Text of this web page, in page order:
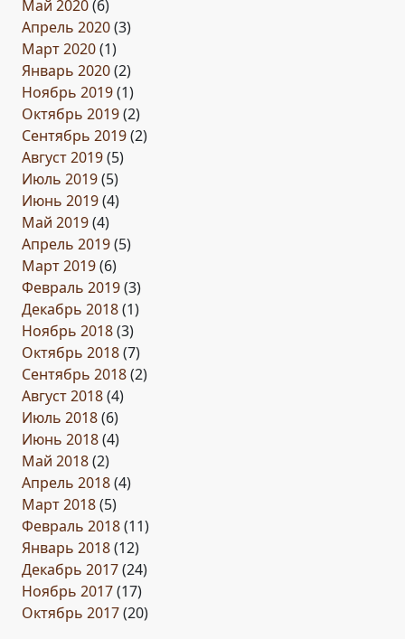
Май 2020(6)
Апрель 2020(3)
Март 2020(1)
Январь 2020(2)
Ноябрь 2019(1)
Октябрь 2019(2)
Сентябрь 2019(2)
Август 2019(5)
Июль 2019(5)
Июнь 2019(4)
Май 2019(4)
Апрель 2019(5)
Март 2019(6)
Февраль 2019(3)
Декабрь 2018(1)
Ноябрь 2018(3)
Октябрь 2018(7)
Сентябрь 2018(2)
Август 2018(4)
Июль 2018(6)
Июнь 2018(4)
Май 2018(2)
Апрель 2018(4)
Март 2018(5)
Февраль 2018(11)
Январь 2018(12)
Декабрь 2017(24)
Ноябрь 2017(17)
Октябрь 2017(20)